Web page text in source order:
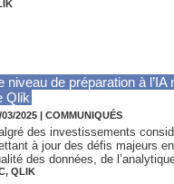
niveau de préparation à
Qlik
03/2025 | COMMUNIQUÉS
des investissements
à jour des défis majeurs
des données, de
, QLIK